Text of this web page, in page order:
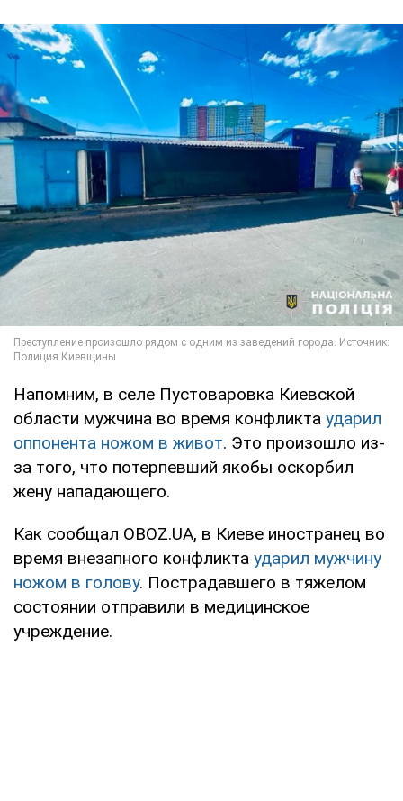
Напомним, в селе Пустоваровка Киевской
области мужчина во время конфликта ударил
оппонента ножом в живот. Это произошло из-
за того, что потерпевший якобы оскорбил
жену нападающего.
Как сообщал OBOZ.UA, в Киеве иностранец во
время внезапного конфликта ударил мужчину
ножом в голову. Пострадавшего в тяжелом
состоянии отправили в медицинское
учреждение.